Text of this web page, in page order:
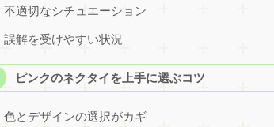
不適切なシチュエーション
誤解を受けやすい状況
ピンクのネクタイを上手に選ぶコツ
色とデザインの選択がカギ